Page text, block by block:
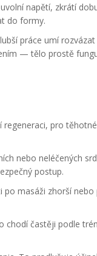
napětí, zkrátí
do formy.
práce umí
— tělo prostě
pro
nebo neléčených
postup.
po masáži zhorší
chodí častěji podle